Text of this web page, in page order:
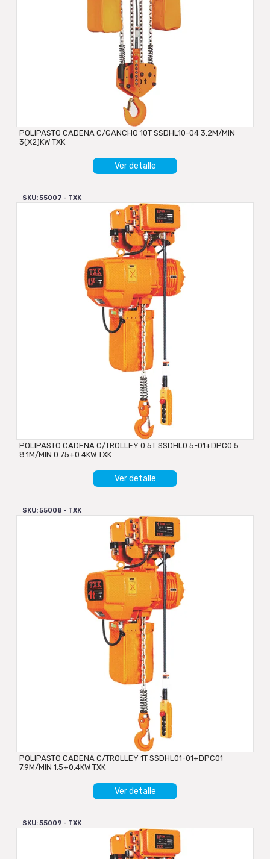
POLIPASTO CADENA C/GANCHO 10T SSDHL10-04 3.2M/MIN
3(X2)KW TXK
Ver detalle
SKU: 55007 - TXK
POLIPASTO CADENA C/TROLLEY 0.5T SSDHL0.5-01+DPC0.5
8.1M/MIN 0.75+0.4KW TXK
Ver detalle
SKU: 55008 - TXK
POLIPASTO CADENA C/TROLLEY 1T SSDHL01-01+DPC01
7.9M/MIN 1.5+0.4KW TXK
Ver detalle
SKU: 55009 - TXK